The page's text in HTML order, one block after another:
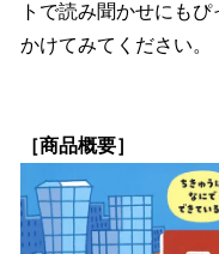
トで読み聞かせにも
かけてみてください。
［商品概要］